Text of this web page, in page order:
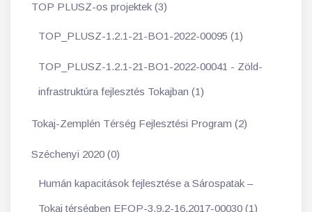
TOP PLUSZ-os projektek (3)
TOP_PLUSZ-1.2.1-21-BO1-2022-00095 (1)
TOP_PLUSZ-1.2.1-21-BO1-2022-00041 - Zöld-
infrastruktúra fejlesztés Tokajban (1)
Tokaj-Zemplén Térség Fejlesztési Program (2)
Széchenyi 2020 (0)
Humán kapacitások fejlesztése a Sárospatak –
Tokaj térségben EFOP-3.9.2-16.2017-00030 (1)